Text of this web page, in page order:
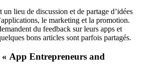
un lieu de discussion et de partage d’idées
le marketing et la promotion.
du feedback sur leurs apps et
bons articles sont parfois partagés.
App Entrepreneurs and